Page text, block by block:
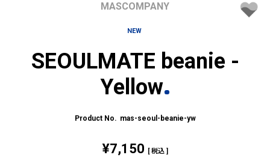
MASCOMPANY
NEW
SEOULMATE beanie -
Yellow
mas-seoul-beanie-yw
¥7,150 税込